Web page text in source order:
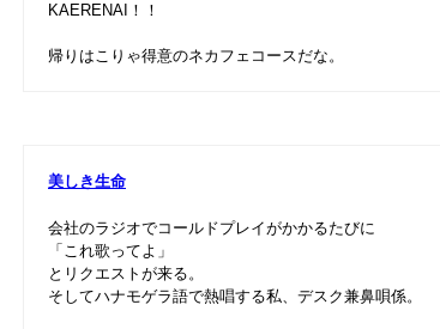
KAERENAI！！
帰りはこりゃ得意のネカフェコースだな。
美しき生命
会社のラジオでコールドプレイがかかるたびに
「これ歌ってよ」
とリクエストが来る。
そしてハナモゲラ語で熱唱する私、デスク兼鼻唄係。